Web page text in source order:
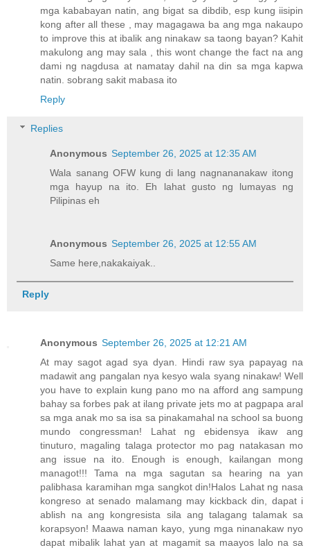
mga kababayan natin, ang bigat sa dibdib, esp kung iisipin
kong after all these , may magagawa ba ang mga nakaupo
to improve this at ibalik ang ninakaw sa taong bayan? Kahit
makulong ang may sala , this wont change the fact na ang
dami ng nagdusa at namatay dahil na din sa mga kapwa
natin. sobrang sakit mabasa ito
Reply
Replies
Anonymous September 26, 2025 at 12:35 AM
Wala sanang OFW kung di lang nagnananakaw itong
mga hayup na ito. Eh lahat gusto ng lumayas ng
Pilipinas eh
Anonymous September 26, 2025 at 12:55 AM
Same here,nakakaiyak..
Reply
Anonymous September 26, 2025 at 12:21 AM
At may sagot agad sya dyan. Hindi raw sya papayag na
madawit ang pangalan nya kesyo wala syang ninakaw! Well
you have to explain kung pano mo na afford ang sampung
bahay sa forbes pak at ilang private jets mo at pagpapa aral
sa mga anak mo sa isa sa pinakamahal na school sa buong
mundo congressman! Lahat ng ebidensya ikaw ang
tinuturo, magaling talaga protector mo pag natakasan mo
ang issue na ito. Enough is enough, kailangan mong
managot!!! Tama na mga sagutan sa hearing na yan
palibhasa karamihan mga sangkot din!Halos Lahat ng nasa
kongreso at senado malamang may kickback din, dapat i
ablish na ang kongresista sila ang talagang talamak sa
korapsyon! Maawa naman kayo, yung mga ninanakaw nyo
dapat mibalik lahat yan at magamit sa maayos lalo na sa